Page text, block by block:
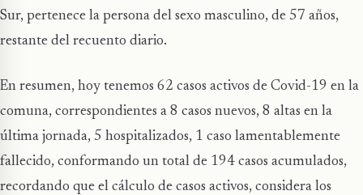
Sur, pertenece la persona del sexo masculino, de 57 años,
restante del recuento diario.
En resumen, hoy tenemos 62 casos activos de Covid-19 en la
comuna, correspondientes a 8 casos nuevos, 8 altas en la
última jornada, 5 hospitalizados, 1 caso lamentablemente
fallecido, conformando un total de 194 casos acumulados,
recordando que el cálculo de casos activos, considera los